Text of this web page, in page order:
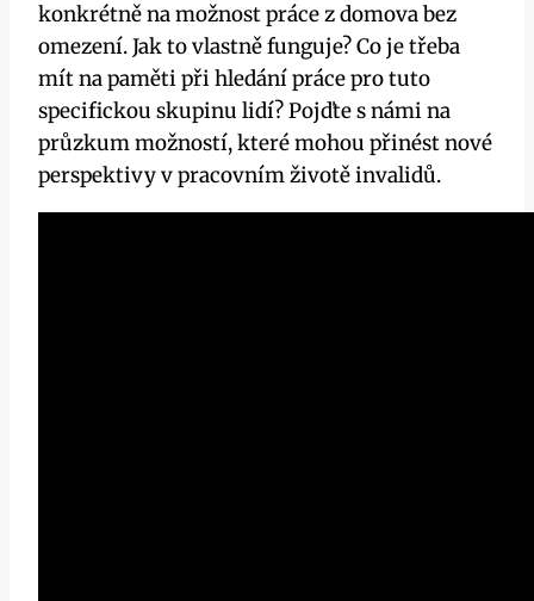
konkrétně na možnost práce z domova bez
omezení. Jak to vlastně funguje? Co je třeba
mít na paměti při hledání práce pro tuto
specifickou skupinu lidí? Pojďte s námi na
průzkum možností, které mohou přinést nové
perspektivy v pracovním životě invalidů.